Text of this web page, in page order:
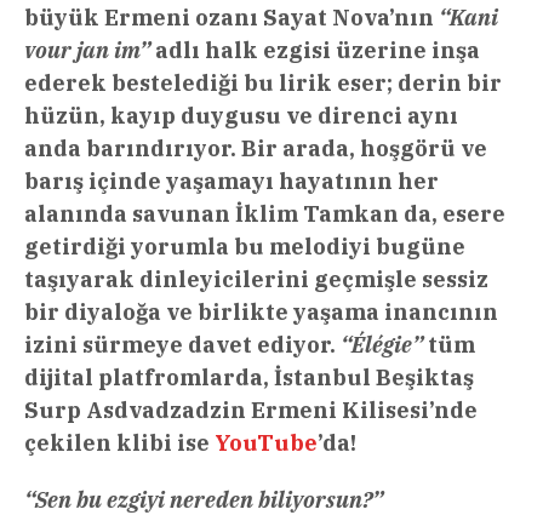
büyük Ermeni ozanı Sayat Nova’nın “Kani
vour jan im”adlı halk ezgisi üzerine inşa
ederek bestelediği bu lirik eser; derin bir
hüzün, kayıp duygusu ve direnci aynı
anda barındırıyor. Bir arada, hoşgörü ve
barış içinde yaşamayı hayatının her
alanında savunan İklim Tamkan da, esere
getirdiği yorumla bu melodiyi bugüne
taşıyarak dinleyicilerini geçmişle sessiz
bir diyaloğa ve birlikte yaşama inancının
izini sürmeye davet ediyor. “Élégie”tüm
dijital platfromlarda, İstanbul Beşiktaş
Surp Asdvadzadzin Ermeni Kilisesi’nde
çekilen klibi ise YouTube’da!
“Sen bu ezgiyi nereden biliyorsun?”